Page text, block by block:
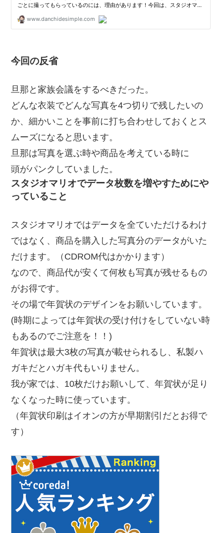
今回の反省
旦那と家族会議をするべきだった。
どんな衣装でどんな写真を4つ切りで残したいの
か、細かいことを事前に打ち合わせしておくとス
ムーズになると思います。
旦那は写真を選ぶ時や商品を考えている時に
頭がパンクしていました。
スタジオマリオでデータ枚数を増やすためにや
っていること
スタジオマリオではデータを全ていただけるわけ
ではなく、商品を購入した写真分のデータがいた
だけます。（CDROM代はかかります）
なので、商品代が安くて何枚も写真が残せるもの
がお得です。
その場で年賀状のデザインをお願いしています。
(時期によっては年賀状の受け付けをしていない時
もあるのでご注意を！！)
年賀状は最大3枚の写真が載せられるし、私製ハ
ガキだとハガキ代もいりません。
我が家では、10枚だけお願いして、年賀状が足り
なくなった時に使っています。
（年賀状印刷はイオンの方が早期割引だとお得で
す）